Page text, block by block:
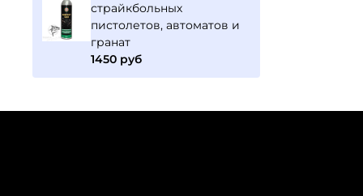
страйкбольных
пистолетов, автоматов и
гранат
1450 руб